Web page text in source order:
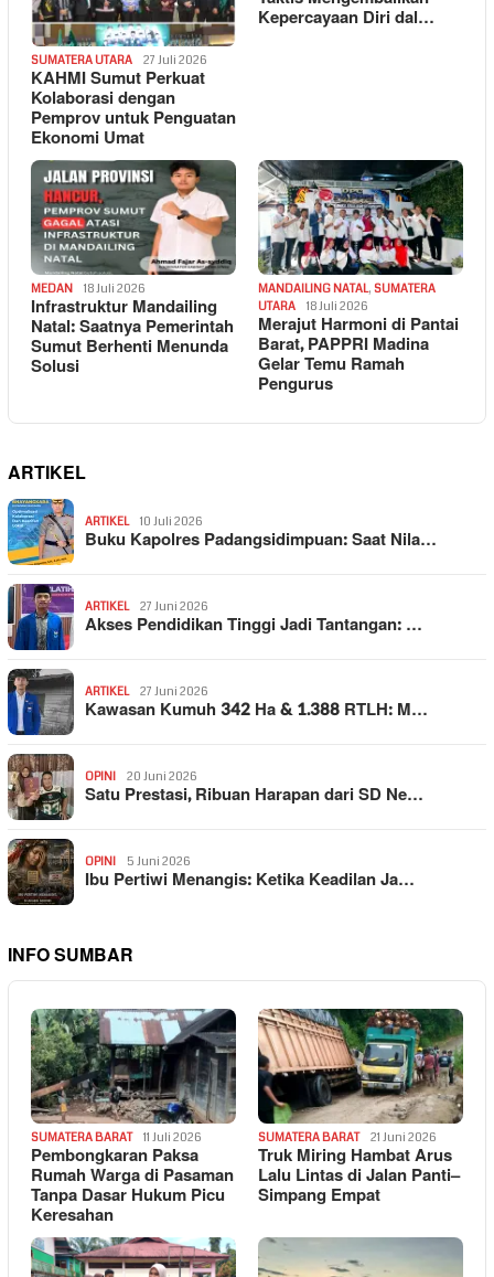
SUMATERA UTARA 27 Juli 2026
KAHMI Sumut Perkuat
Kolaborasi dengan
Pemprov untuk Penguatan
Ekonomi Umat
Kepercayaan Diri dal…
MEDAN 18 Juli 2026
Infrastruktur Mandailing
Natal: Saatnya Pemerintah
Sumut Berhenti Menunda
Solusi
MANDAILING NATAL, SUMATERA
UTARA
18 Juli 2026
Merajut Harmoni di Pantai
Barat, PAPPRI Madina
Gelar Temu Ramah
Pengurus
ARTIKEL
ARTIKEL 10 Juli 2026
Buku Kapolres Padangsidimpuan: Saat Nila…
ARTIKEL 27 Juni 2026
Akses Pendidikan Tinggi Jadi Tantangan: …
ARTIKEL 27 Juni 2026
Kawasan Kumuh 342 Ha & 1.388 RTLH: M…
OPINI 20 Juni 2026
Satu Prestasi, Ribuan Harapan dari SD Ne…
OPINI 5 Juni 2026
Ibu Pertiwi Menangis: Ketika Keadilan Ja…
INFO SUMBAR
SUMATERA BARAT 11 Juli 2026
Pembongkaran Paksa
Rumah Warga di Pasaman
Tanpa Dasar Hukum Picu
Keresahan
SUMATERA BARAT 21 Juni 2026
Truk Miring Hambat Arus
Lalu Lintas di Jalan Panti–
Simpang Empat